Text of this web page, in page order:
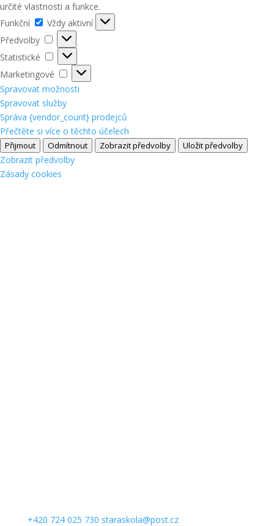
určité vlastnosti a funkce.
Funkční
Funkční
Vždy aktivní
Předvolby
Předvolby
Statistické
Statistické
Marketingové
Marketingové
Spravovat možnosti
Spravovat služby
Správa {vendor_count} prodejců
Přečtěte si více o těchto účelech
Přijmout Odmítnout Zobrazit předvolby Uložit předvolby
Zobrazit předvolby
Zásady cookies
+420 724 025 730 staraskola@post.cz